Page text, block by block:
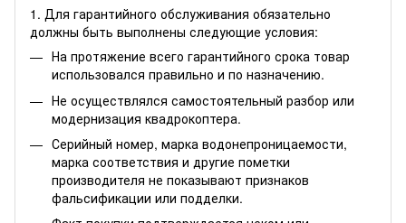
1. Для гарантийного обслуживания обязательно
должны быть выполнены следующие условия:
На протяжение всего гарантийного срока товар
использовался правильно и по назначению.
Не осуществлялся самостоятельный разбор или
модернизация квадрокоптера.
Серийный номер, марка водонепроницаемости,
марка соответствия и другие пометки
производителя не показывают признаков
фальсификации или подделки.